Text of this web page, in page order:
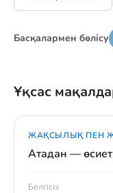
Басқалармен бөлісу
Ұқсас
ЖАҚСЫЛЫҚ ПЕН
Атадан —
Белгісіз